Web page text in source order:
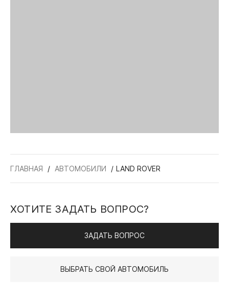
ГЛАВНАЯ АВТОМОБИЛИ LAND ROVER
ХОТИТЕ ЗАДАТЬ ВОПРОС?
ЗАДАТЬ ВОПРОС
ВЫБРАТЬ СВОЙ АВТОМОБИЛЬ